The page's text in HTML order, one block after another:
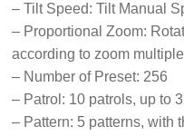
– Tilt Speed: Tilt Manual
– Proportional Zoom:
according to zoom
– Number of Preset: 256
– Patrol: 10 patrols, up to
– Pattern: 5 patterns, with